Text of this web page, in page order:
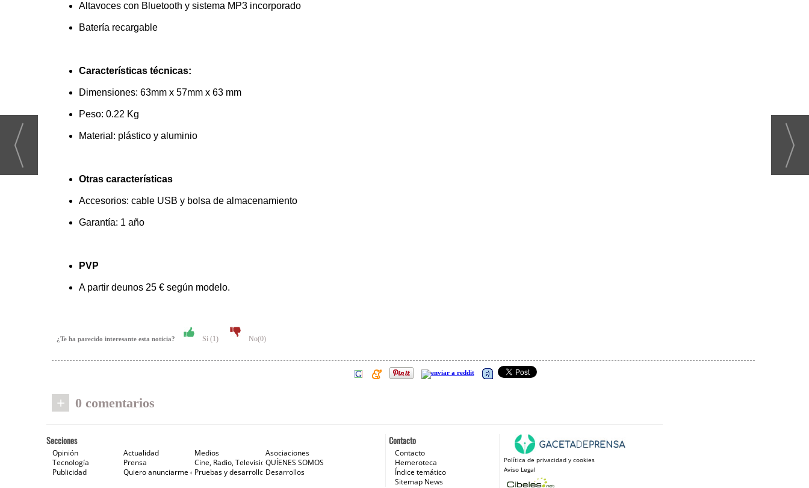
Altavoces con Bluetooth y sistema MP3 incorporado
Batería recargable
Características técnicas:
Dimensiones: 63mm x 57mm x 63 mm
Peso: 0.22 Kg
Material: plástico y aluminio
Otras características
Accesorios: cable USB y bolsa de almacenamiento
Garantía: 1 año
PVP
A partir deunos 25 € según modelo.
¿Te ha parecido interesante esta noticia? Si (1) No(0)
+ 0 comentarios
Contacto
Contacto
Hemeroteca
Índice temático
Sitemap News
Política de privacidad y cookies
Aviso Legal
Secciones
Opinión Actualidad Medios
Asociaciones
Tecnología
Prensa Cine, Radio, Televisión e Internet
QUÍENES SOMOS
Publicidad
Quiero anunciarme en Gaceta de Prensa
Pruebas y desarrollosDesarrollos